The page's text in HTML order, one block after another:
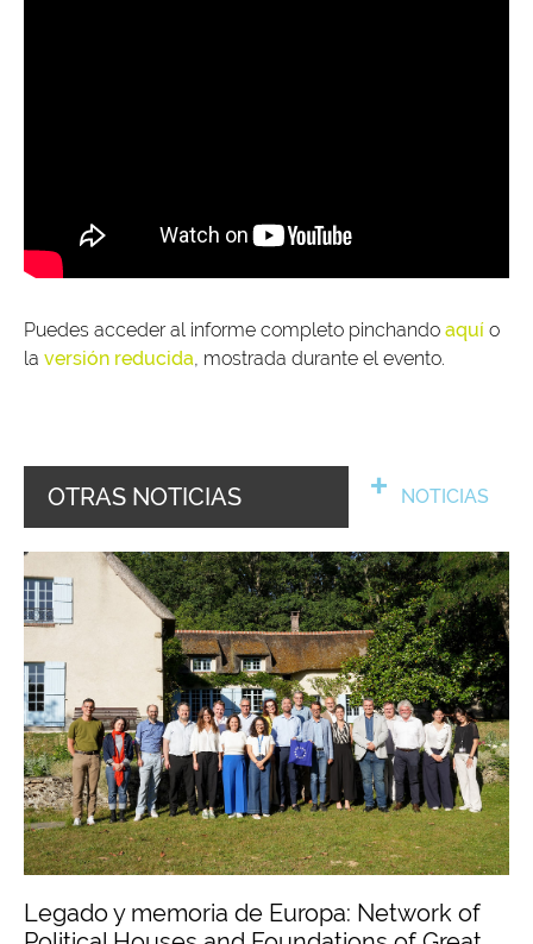
Puedes acceder al informe completo pinchando aquí o
la versión reducida , mostrada durante el evento.
OTRAS NOTICIAS NOTICIAS
Legado y memoria de Europa: Network of